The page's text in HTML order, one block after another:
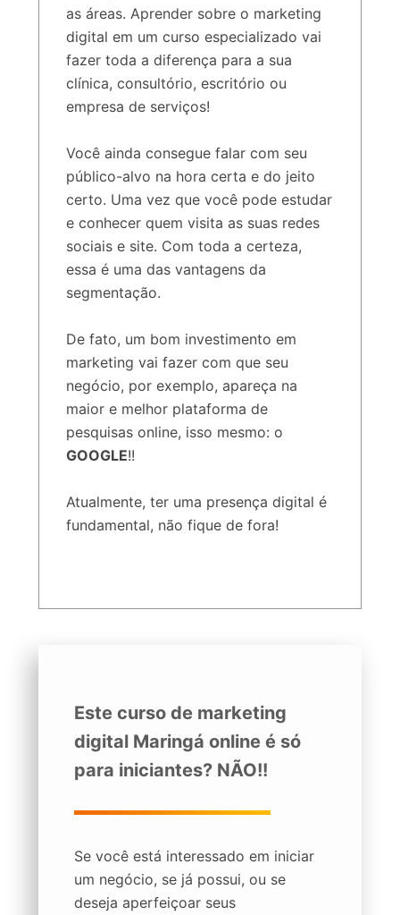
as áreas. Aprender sobre o marketing
digital em um curso especializado vai
fazer toda a diferença para a sua
clínica, consultório, escritório ou
empresa de serviços!
Você ainda consegue falar com seu
público-alvo na hora certa e do jeito
certo. Uma vez que você pode estudar
e conhecer quem visita as suas redes
sociais e site. Com toda a certeza,
essa é uma das vantagens da
segmentação.
De fato, um bom investimento em
marketing vai fazer com que seu
negócio, por exemplo, apareça na
maior e melhor plataforma de
pesquisas online, isso mesmo: o
GOOGLE!!
Atualmente, ter uma presença digital é
fundamental, não fique de fora!
Este curso de marketing
digital Maringá online é só
para iniciantes? NÃO!!
Se você está interessado em iniciar
um negócio, se já possui, ou se
deseja aperfeiçoar seus